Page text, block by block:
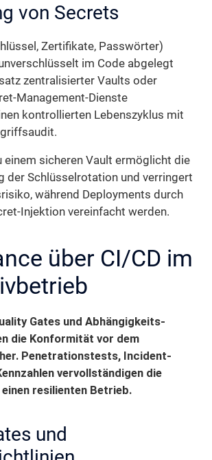
von Secrets
Zertifikate, Passwörter)
im Code abgelegt
zentralisierter Vaults oder
Management-Dienste
kontrollierten Lebenszyklus mit
einem sicheren Vault ermöglicht die
der Schlüsselrotation und verringert
während Deployments durch
Injektion vereinfacht werden.
über CI/CD im
Gates und Abhängigkeits­
die Konformität vor dem
Penetrationstests, Incident-
vervollständigen die
resilienten Betrieb.
und